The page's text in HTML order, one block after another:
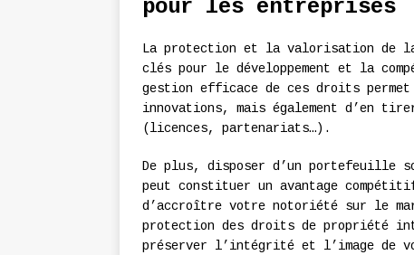
pour les entreprises
La protection et la valorisation de
clés pour le développement et la
gestion efficace de ces droits
innovations, mais également d’en
(licences, partenariats…).
De plus, disposer d’un portefeuille
peut constituer un avantage
d’accroître votre notoriété sur le
protection des droits de propriété
préserver l’intégrité et l’image de